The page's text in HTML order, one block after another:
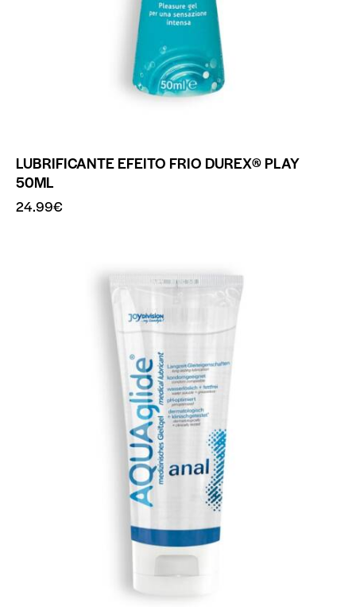
LUBRIFICANTE EFEITO FRIO DUREX® PLAY
50ML
24.99€